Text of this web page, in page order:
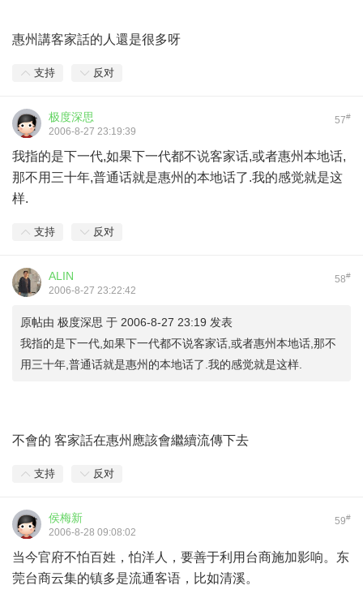
惠州講客家話的人還是很多呀
支持 反对
57#
极度深思
2006-8-27 23:19:39
我指的是下一代,如果下一代都不说客家话,或者惠州本地话,
那不用三十年,普通话就是惠州的本地话了.我的感觉就是这
样.
支持 反对
58#
ALIN
2006-8-27 23:22:42
原帖由 极度深思 于 2006-8-27 23:19 发表
我指的是下一代,如果下一代都不说客家话,或者惠州本地话,那不
用三十年,普通话就是惠州的本地话了.我的感觉就是这样.
不會的 客家話在惠州應該會繼續流傳下去
支持 反对
59#
侯梅新
2006-8-28 09:08:02
当今官府不怕百姓，怕洋人，要善于利用台商施加影响。东
莞台商云集的镇多是流通客语，比如清溪。